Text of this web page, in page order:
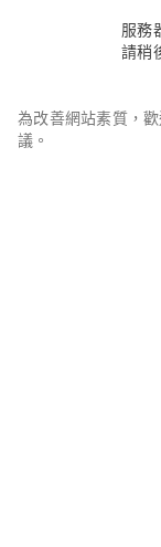
服務
請稍
為改善網站素質，歡
議。